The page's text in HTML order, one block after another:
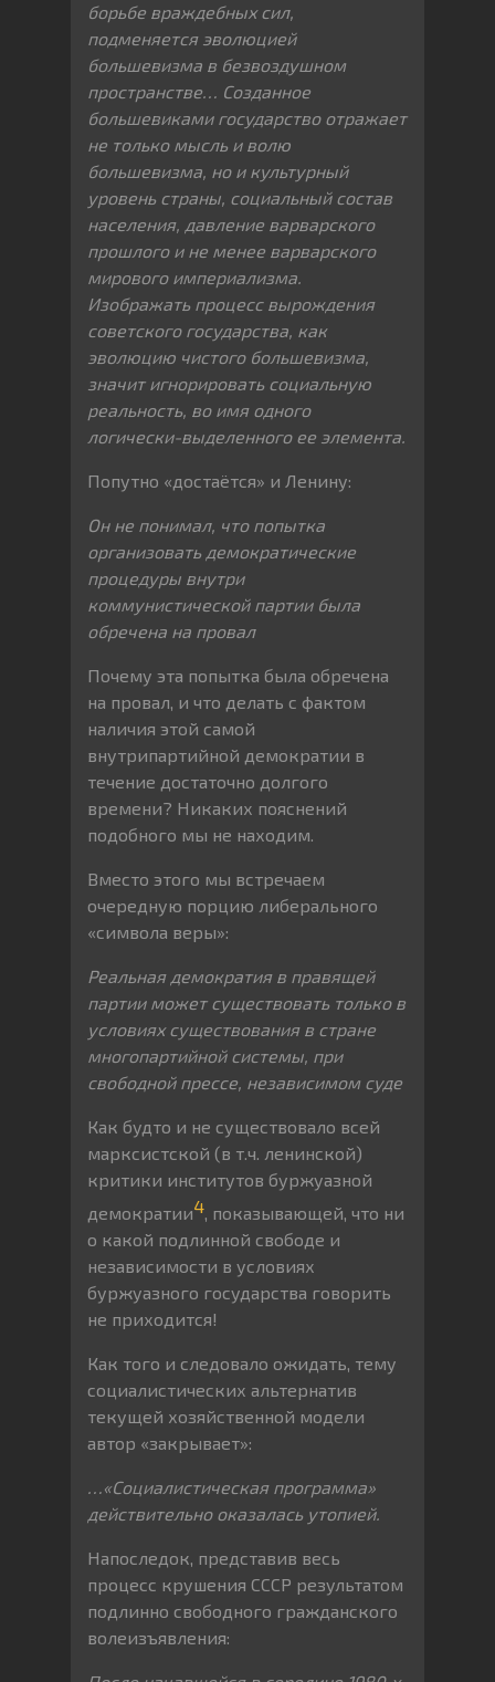
борьбе враждебных сил,
подменяется эволюцией
большевизма в безвоздушном
пространстве… Созданное
большевиками государство отражает
не только мысль и волю
большевизма, но и культурный
уровень страны, социальный состав
населения, давление варварского
прошлого и не менее варварского
мирового империализма.
Изображать процесс вырождения
советского государства, как
эволюцию чистого большевизма,
значит игнорировать социальную
реальность, во имя одного
логически-выделенного ее элемента.
Попутно «достаётся» и Ленину:
Он не понимал, что попытка
организовать демократические
процедуры внутри
коммунистической партии была
обречена на провал
Почему эта попытка была обречена
на провал, и что делать с фактом
наличия этой самой
внутрипартийной демократии в
течение достаточно долгого
времени? Никаких пояснений
подобного мы не находим.
Вместо этого мы встречаем
очередную порцию либерального
«символа веры»:
Реальная демократия в правящей
партии может существовать только в
условиях существования в стране
многопартийной системы, при
свободной прессе, независимом суде
Как будто и не существовало всей
марксистской (в т.ч. ленинской)
критики институтов буржуазной
демократии4, показывающей, что ни
о какой подлинной свободе и
независимости в условиях
буржуазного государства говорить
не приходится!
Как того и следовало ожидать, тему
социалистических альтернатив
текущей хозяйственной модели
автор «закрывает»:
…«Социалистическая программа»
действительно оказалась утопией.
Напоследок, представив весь
процесс крушения СССР результатом
подлинно свободного гражданского
волеизъявления: